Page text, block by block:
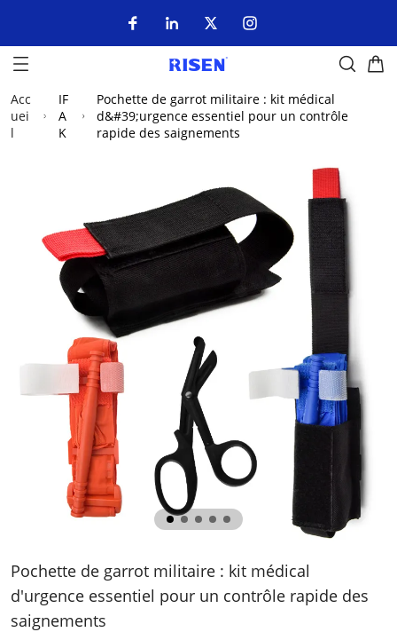
Acc
uei
l
IF
A
K
Pochette de garrot militaire : kit médical
d&#39;urgence essentiel pour un contrôle
rapide des saignements
Pochette de garrot militaire : kit médical
d'urgence essentiel pour un contrôle rapide des
saignements